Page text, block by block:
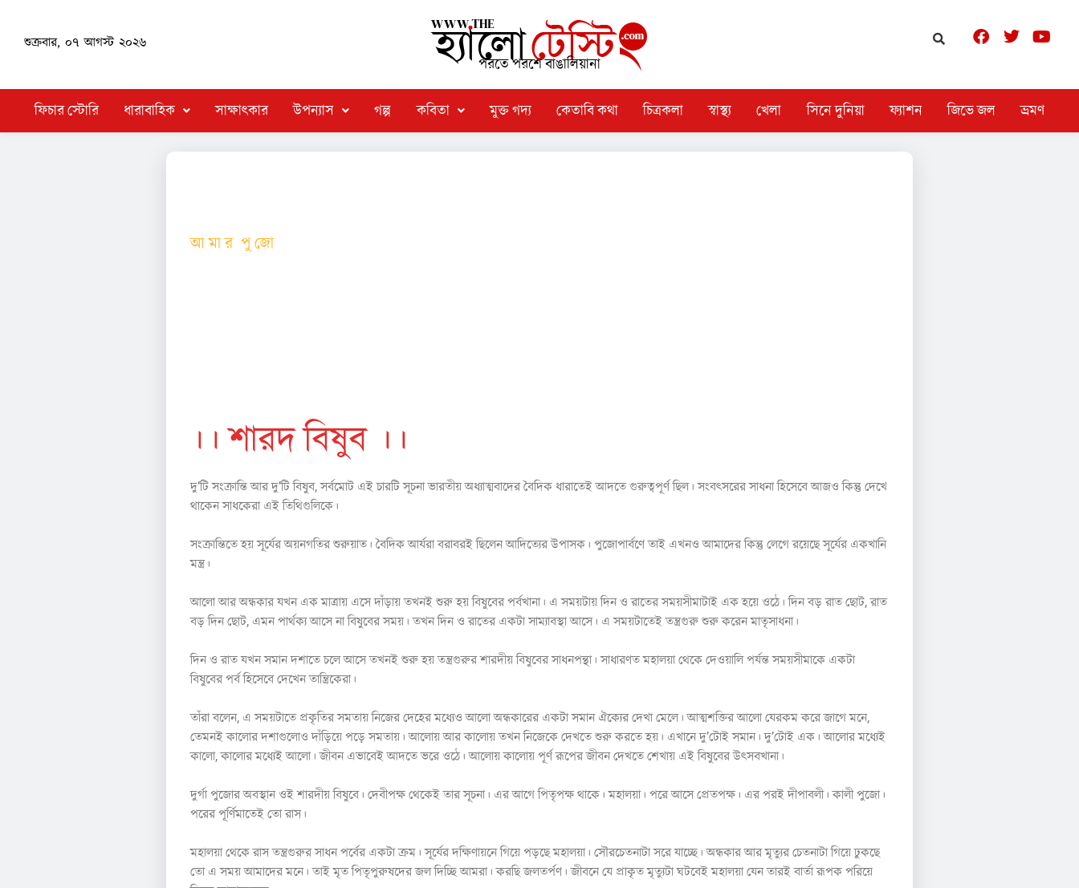
শুক্রবার, ০৭ আগস্ট ২০২৬
পরতে পরশে বাঙালিয়ানা
ফিচার স্টোরি ধারাবাহিক সাক্ষাৎকার উপন্যাস গল্প কবিতা মুক্ত গদ্য কেতাবি কথা চিত্রকলা স্বাস্থ্য খেলা সিনে দুনিয়া ফ্যাশন জিভে জল ভ্রমণ
আ মা র পু জো
।। শারদ বিষুব ।।
দু’টি সংক্রান্তি আর দু’টি বিষুব, সর্বমোট এই চারটি সূচনা ভারতীয় অধ্যাত্মবাদের বৈদিক ধারাতেই আদতে গুরুত্বপূর্ণ ছিল। সংবৎসরের সাধনা হিসেবে আজও কিন্তু দেখে
থাকেন সাধকেরা এই তিথিগুলিকে।
সংক্রান্তিতে হয় সূর্যের অয়নগতির শুরুয়াত। বৈদিক আর্যরা বরাবরই ছিলেন আদিত্যের উপাসক। পুজোপার্বণে তাই এখনও আমাদের কিন্তু লেগে রয়েছে সূর্যের একখানি
মন্ত্র।
আলো আর অন্ধকার যখন এক মাত্রায় এসে দাঁড়ায় তখনই শুরু হয় বিষুবের পর্বখানা। এ সময়টায় দিন ও রাতের সময়সীমাটাই এক হয়ে ওঠে। দিন বড় রাত ছোট, রাত
বড় দিন ছোট, এমন পার্থক্য আসে না বিষুবের সময়। তখন দিন ও রাতের একটা সাম্যাবস্থা আসে। এ সময়টাতেই তন্ত্রগুরু শুরু করেন মাতৃসাধনা।
দিন ও রাত যখন সমান দশাতে চলে আসে তখনই শুরু হয় তন্ত্রগুরুর শারদীয় বিষুবের সাধনপন্থা। সাধারণত মহালয়া থেকে দেওয়ালি পর্যন্ত সময়সীমাকে একটা
বিষুবের পর্ব হিসেবে দেখেন তান্ত্রিকেরা।
তাঁরা বলেন, এ সময়টাতে প্রকৃতির সমতায় নিজের দেহের মধ্যেও আলো অন্ধকারের একটা সমান ঐক্যের দেখা মেলে। আত্মশক্তির আলো যেরকম করে জাগে মনে,
তেমনই কালোর দশাগুলোও দাঁড়িয়ে পড়ে সমতায়। আলোয় আর কালোয় তখন নিজেকে দেখতে শুরু করতে হয়। এখানে দু’টোই সমান। দু’টোই এক। আলোর মধ্যেই
কালো, কালোর মধ্যেই আলো। জীবন এভাবেই আদতে ভরে ওঠে। আলোয় কালোয় পূর্ণ রূপের জীবন দেখতে শেখায় এই বিষুবের উৎসবখানা।
দুর্গা পুজোর অবস্থান ওই শারদীয় বিষুবে। দেবীপক্ষ থেকেই তার সূচনা। এর আগে পিতৃপক্ষ থাকে। মহালয়া। পরে আসে প্রেতপক্ষ। এর পরই দীপাবলী। কালী পুজো।
পরের পূর্ণিমাতেই তো রাস।
মহালয়া থেকে রাস তন্ত্রগুরুর সাধন পর্বের একটা ক্রম। সূর্যের দক্ষিণায়নে গিয়ে পড়ছে মহালয়া। সৌরচেতনাটা সরে যাচ্ছে। অন্ধকার আর মৃত্যুর চেতনাটা গিয়ে ঢুকছে
তো এ সময় আমাদের মনে। তাই মৃত পিতৃপুরুষদের জল দিচ্ছি আমরা। করছি জলতর্পণ। জীবনে যে প্রাকৃত মৃত্যুটা ঘটবেই মহালয়া যেন তারই বার্তা রূপক পরিয়ে